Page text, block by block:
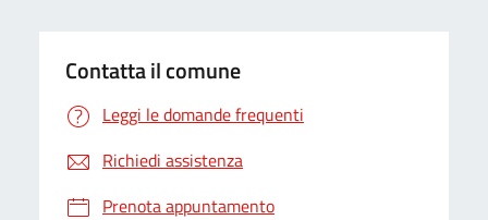
Contatta il comune
Leggi le domande frequenti
Richiedi assistenza
Prenota appuntamento